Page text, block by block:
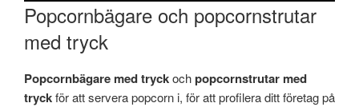
Popcornbägare och popcornstrutar
med tryck
Popcornbägare med tryckochpopcornstrutar med
tryckför att servera popcorn i, för att profilera ditt företag på